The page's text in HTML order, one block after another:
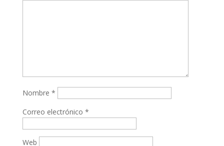
Nombre *
Correo electrónico *
Web